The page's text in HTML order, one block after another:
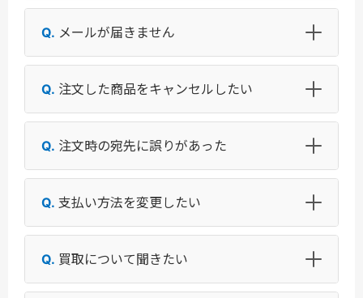
メールが届きません
注文した商品をキャンセルしたい
注文時の宛先に誤りがあった
支払い方法を変更したい
買取について聞きたい